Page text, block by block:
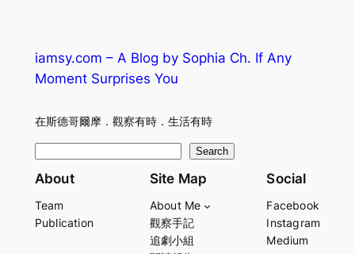
iamsy.com – A Blog by Sophia Ch. If Any
Moment Surprises You
在斯德哥爾摩．觀察有時．生活有時
e
r
Search
About
Team
Publication
Site Map
About Me
觀察手記
追劇小組
Social
Facebook
Instagram
Medium